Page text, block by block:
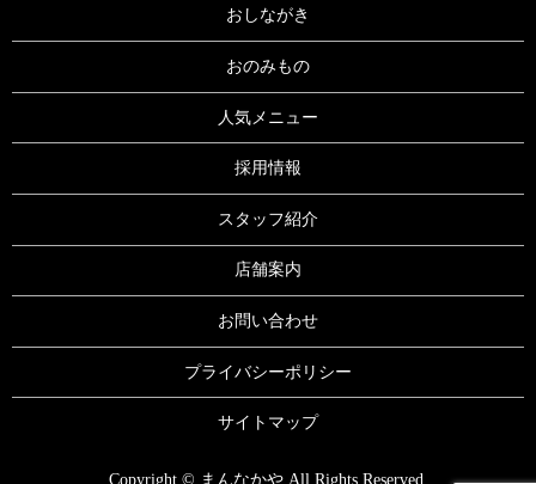
おしながき
おのみもの
人気メニュー
採用情報
スタッフ紹介
店舗案内
お問い合わせ
プライバシーポリシー
サイトマップ
Copyright © まんなかや All Rights Reserved.